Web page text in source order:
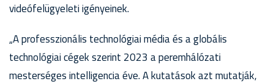
videófelügyeleti igényeinek.
„A professzionális technológiai média és a globális
technológiai cégek szerint 2023 a peremhálózati
mesterséges intelligencia éve. A kutatások azt mutatják,